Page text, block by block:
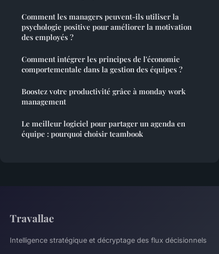
Comment les managers peuvent-ils utiliser la
psychologie positive pour améliorer la motivation
des employés ?
Comment intégrer les principes de l'économie
comportementale dans la gestion des équipes ?
Boostez votre productivité grâce à monday work
management
Le meilleur logiciel pour partager un agenda en
équipe : pourquoi choisir teambook
Travallae
Intelligence stratégique et décryptage des flux décisionnels